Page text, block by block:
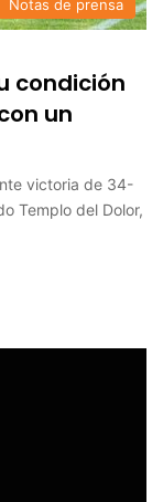
Notas de prensa
condición
un
victoria de 34-
Templo del Dolor,